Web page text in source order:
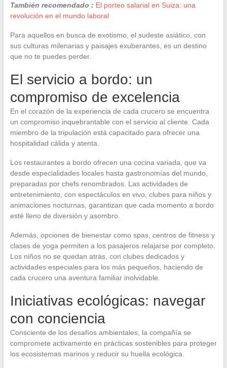
También recomendado : El porteo salarial en Suiza: una
revolución en el mundo laboral
Para aquellos en busca de exotismo, el sudeste asiático, con
sus culturas milenarias y paisajes exuberantes, es un destino
que no te puedes perder.
El servicio a bordo: un
compromiso de excelencia
En el corazón de la experiencia de cada crucero se encuentra
un compromiso inquebrantable con el servicio al cliente. Cada
miembro de la tripulación está capacitado para ofrecer una
hospitalidad cálida y atenta.
Los restaurantes a bordo ofrecen una cocina variada, que va
desde especialidades locales hasta gastronomías del mundo,
preparadas por chefs renombrados. Las actividades de
entretenimiento, con espectáculos en vivo, clubes para niños y
animaciones nocturnas, garantizan que cada momento a bordo
esté lleno de diversión y asombro.
Además, opciones de bienestar como spas, centros de fitness y
clases de yoga permiten a los pasajeros relajarse por completo.
Los niños no se quedan atrás, con clubes dedicados y
actividades especiales para los más pequeños, haciendo de
cada crucero una aventura familiar inolvidable.
Iniciativas ecológicas: navegar
con conciencia
Consciente de los desafíos ambientales, la compañía se
compromete activamente en prácticas sostenibles para proteger
los ecosistemas marinos y reducir su huella ecológica.